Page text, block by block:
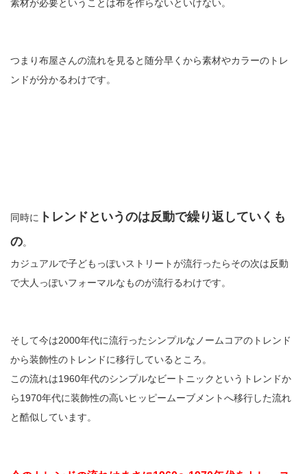
素材が必要ということは布を作らないといけない。
つまり布屋さんの流れを見ると随分早くから素材やカラーのトレ
ンドが分かるわけです。
同時に トレンドというのは反動で繰り返していくも
の。
カジュアルで子どもっぽいストリートが流行ったらその次は反動
で大人っぽいフォーマルなものが流行るわけです。
そして今は2000年代に流行ったシンプルなノームコアのトレンド
から装飾性のトレンドに移行しているところ。
この流れは1960年代のシンプルなビートニックというトレンドか
ら1970年代に装飾性の高いヒッピームーブメントへ移行した流れ
と酷似しています。